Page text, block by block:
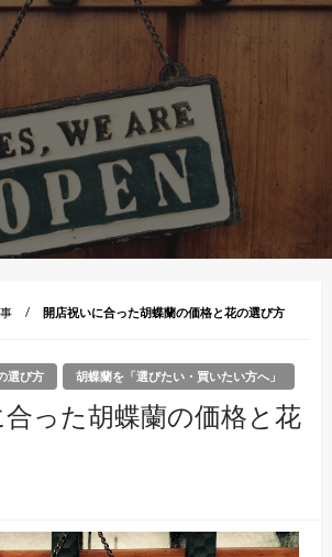
開店祝いに合った胡蝶蘭の価格と花の選び方
選び方 胡蝶蘭を「選びたい・買いたい方へ」
った胡蝶蘭の価格と花